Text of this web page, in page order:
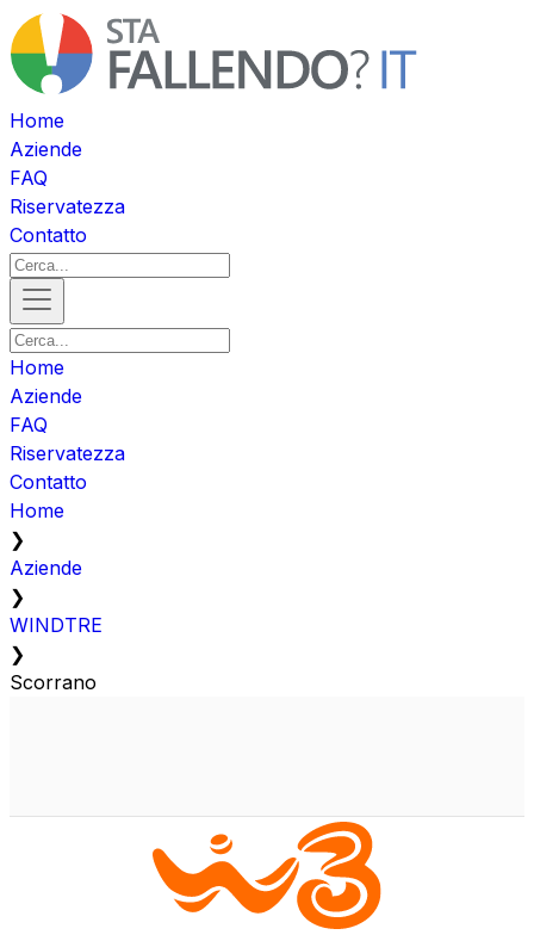
Home
Aziende
FAQ
Riservatezza
Contatto
Home
Aziende
FAQ
Riservatezza
Contatto
Home
❯
Aziende
❯
WINDTRE
❯
Scorrano